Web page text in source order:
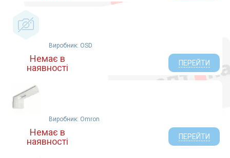
Виробник: OSD
Немає в
наявності
ПЕРЕЙТИ
Виробник: Omron
Немає в
наявності
ПЕРЕЙТИ